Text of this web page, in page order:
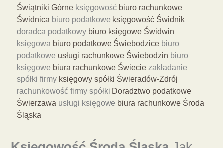
Świątniki Górne księgowość biuro rachunkowe
Świdnica biuro podatkowe księgowość Świdnik
doradca podatkowy biuro księgowe Świdwin
księgowa biuro podatkowe Świebodzice biuro
podatkowe usługi rachunkowe Świebodzin biuro
księgowe biura rachunkowe Świecie zakładanie
spółki firmy księgowy spółki Świeradów-Zdrój
rachunkowość firmy spółki Doradztwo podatkowe
Świerzawa usługi księgowe biura rachunkowe Środa
Śląska